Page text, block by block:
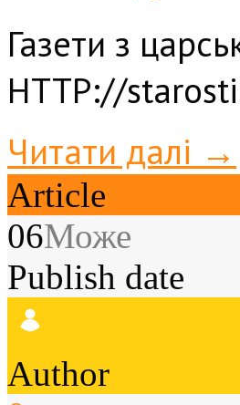
Газети з
HTTP://
Читати далі →
Article
06Може
Publish date
Author